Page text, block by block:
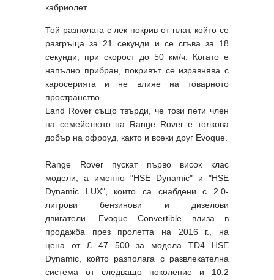
кабриолет.
Той разполага с лек покрив от плат, който се
разгръща за 21 секунди и се сгъва за 18
секунди, при скорост до 50 км/ч. Когато е
напълно прибран, покривът се изравнява с
каросерията и не влияе на товарното
пространство.
Land Rover също твърди, че този пети член
на семейството на Range Rover е толкова
добър на офроуд, както и всеки друг Evoque.
Range Rover пускат първо висок клас
модели, а именно "HSE Dynamic" и "HSE
Dynamic LUX", които са снабдени с 2.0-
литрови бензинови и дизелови
двигатели. Evoque Convertible влиза в
продажба през пролетта на 2016 г., на
цена от £ 47 500 за модела TD4 HSE
Dynamic, който разполага с развлекателна
система от следващо поколение и 10.2